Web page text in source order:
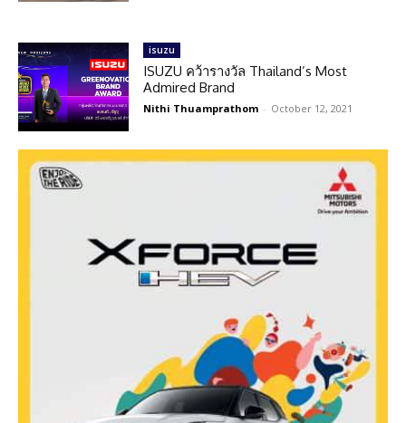
isuzu
ISUZU คว้ารางวัล Thailand’s Most
Admired Brand
Nithi Thuamprathom - October 12, 2021